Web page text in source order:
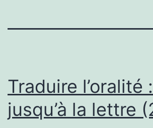
Traduire l’oralité
jusqu’à la lettre